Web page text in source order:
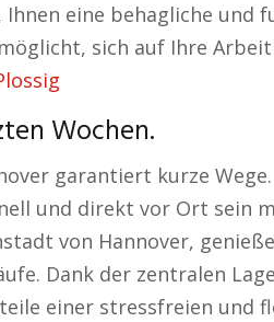
eine behagliche und
sich auf Ihre Arbeit
Wochen.
garantiert kurze
und direkt vor Ort sein
von Hannover,
Dank der zentralen
einer stressfreien und